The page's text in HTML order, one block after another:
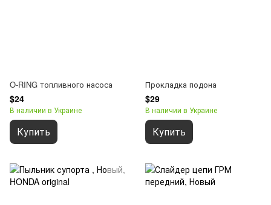
O-RING топливного насоса
$24
В наличии в Украине
Купить
Прокладка подона
$29
В наличии в Украине
Купить